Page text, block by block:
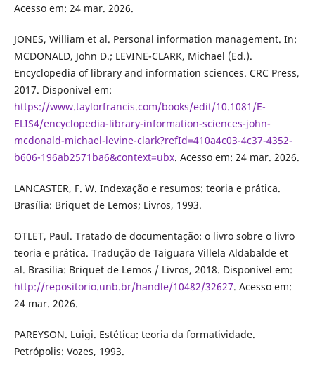
Acesso em: 24 mar. 2026.
JONES, William et al. Personal information management. In:
MCDONALD, John D.; LEVINE-CLARK, Michael (Ed.).
Encyclopedia of library and information sciences. CRC Press,
2017. Disponível em:
https://www.taylorfrancis.com/books/edit/10.1081/E-
ELIS4/encyclopedia-library-information-sciences-john-
mcdonald-michael-levine-clark?refId=410a4c03-4c37-4352-
b606-196ab2571ba6&context=ubx. Acesso em: 24 mar. 2026.
LANCASTER, F. W. Indexação e resumos: teoria e prática.
Brasília: Briquet de Lemos; Livros, 1993.
OTLET, Paul. Tratado de documentação: o livro sobre o livro
teoria e prática. Tradução de Taiguara Villela Aldabalde et
al. Brasília: Briquet de Lemos / Livros, 2018. Disponível em:
http://repositorio.unb.br/handle/10482/32627. Acesso em:
24 mar. 2026.
PAREYSON. Luigi. Estética: teoria da formatividade.
Petrópolis: Vozes, 1993.